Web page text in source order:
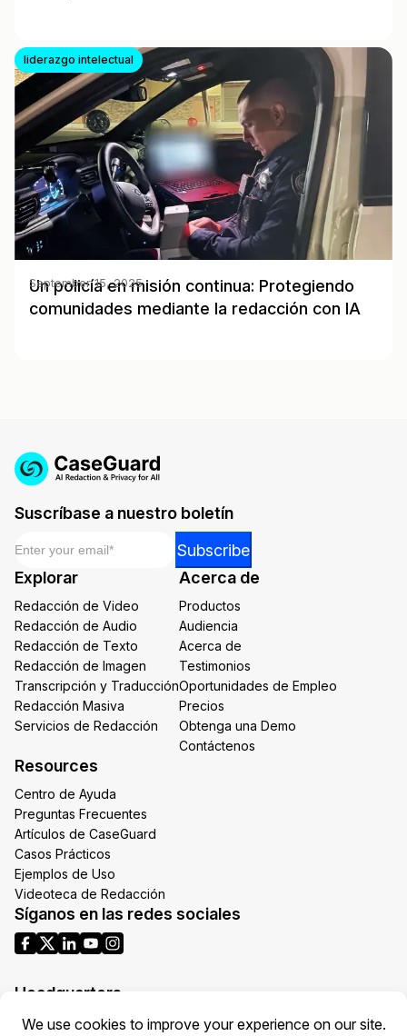
liderazgo intelectual
Un policía en misión continua: Protegiendo
comunidades mediante la redacción con IA
September 15, 2025
Suscríbase a nuestro boletín
Email
Subscribe
Explorar
Redacción de Video
Redacción de Audio
Redacción de Texto
Redacción de Imagen
Transcripción y Traducción
Redacción Masiva
Servicios de Redacción
Acerca de
Productos
Audiencia
Acerca de
Testimonios
Oportunidades de Empleo
Precios
Obtenga una Demo
Contáctenos
Resources
Centro de Ayuda
Preguntas Frecuentes
Artículos de CaseGuard
Casos Prácticos
Ejemplos de Uso
Videoteca de Redacción
Síganos en las redes sociales
Headquarters
1700 N Moore St Suite 1701